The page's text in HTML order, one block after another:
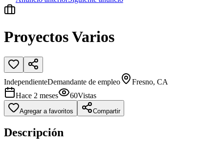
Proyectos Varios
IndependienteDemandante de empleo
Fresno, CA
Hace 2 meses
60Vistas
Agregar a favoritos Compartir
Descripción